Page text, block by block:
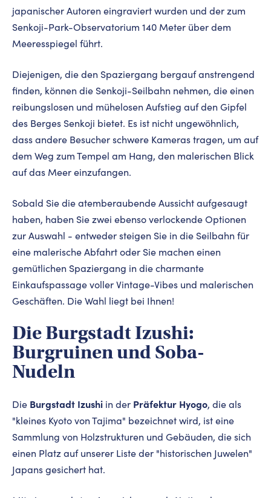
japanischer Autoren eingraviert wurden und der zum
Senkoji-Park-Observatorium 140 Meter über dem
Meeresspiegel führt.
Diejenigen, die den Spaziergang bergauf anstrengend
finden, können die Senkoji-Seilbahn nehmen, die einen
reibungslosen und mühelosen Aufstieg auf den Gipfel
des Berges Senkoji bietet. Es ist nicht ungewöhnlich,
dass andere Besucher schwere Kameras tragen, um auf
dem Weg zum Tempel am Hang, den malerischen Blick
auf das Meer einzufangen.
Sobald Sie die atemberaubende Aussicht aufgesaugt
haben, haben Sie zwei ebenso verlockende Optionen
zur Auswahl - entweder steigen Sie in die Seilbahn für
eine malerische Abfahrt oder Sie machen einen
gemütlichen Spaziergang in die charmante
Einkaufspassage voller Vintage-Vibes und malerischen
Geschäften. Die Wahl liegt bei Ihnen!
Die Burgstadt Izushi:
Burgruinen und Soba-
Nudeln
Die Burgstadt Izushi in der Präfektur Hyogo, die als
"kleines Kyoto von Tajima" bezeichnet wird, ist eine
Sammlung von Holzstrukturen und Gebäuden, die sich
einen Platz auf unserer Liste der "historischen Juwelen"
Japans gesichert hat.